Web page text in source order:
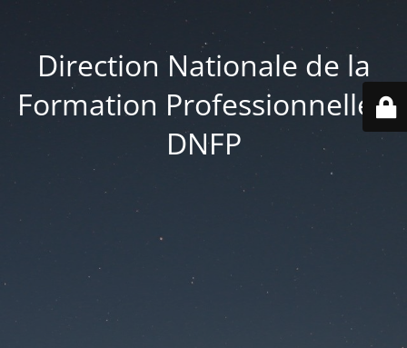
Direction Nationale de la
Formation Professionnelle -
DNFP